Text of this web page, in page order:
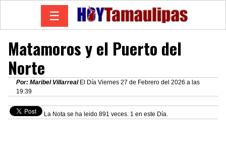
☰
Matamoros y el Puerto del
Norte
Por: Maribel VillarrealEl Día Viernes 27 de Febrero del 2026 a las
19:39
La Nota se ha leido 891 veces. 1 en este Día.